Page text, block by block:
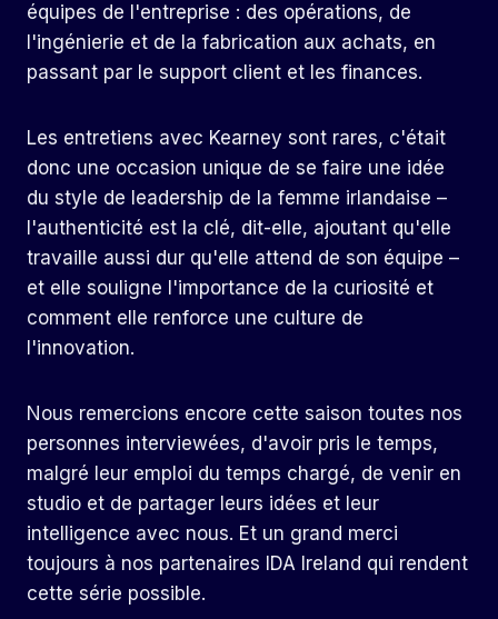
équipes de l'entreprise : des opérations, de
l'ingénierie et de la fabrication aux achats, en
passant par le support client et les finances.
Les entretiens avec Kearney sont rares, c'était
donc une occasion unique de se faire une idée
du style de leadership de la femme irlandaise –
l'authenticité est la clé, dit-elle, ajoutant qu'elle
travaille aussi dur qu'elle attend de son équipe –
et elle souligne l'importance de la curiosité et
comment elle renforce une culture de
l'innovation.
Nous remercions encore cette saison toutes nos
personnes interviewées, d'avoir pris le temps,
malgré leur emploi du temps chargé, de venir en
studio et de partager leurs idées et leur
intelligence avec nous. Et un grand merci
toujours à nos partenaires IDA Ireland qui rendent
cette série possible.